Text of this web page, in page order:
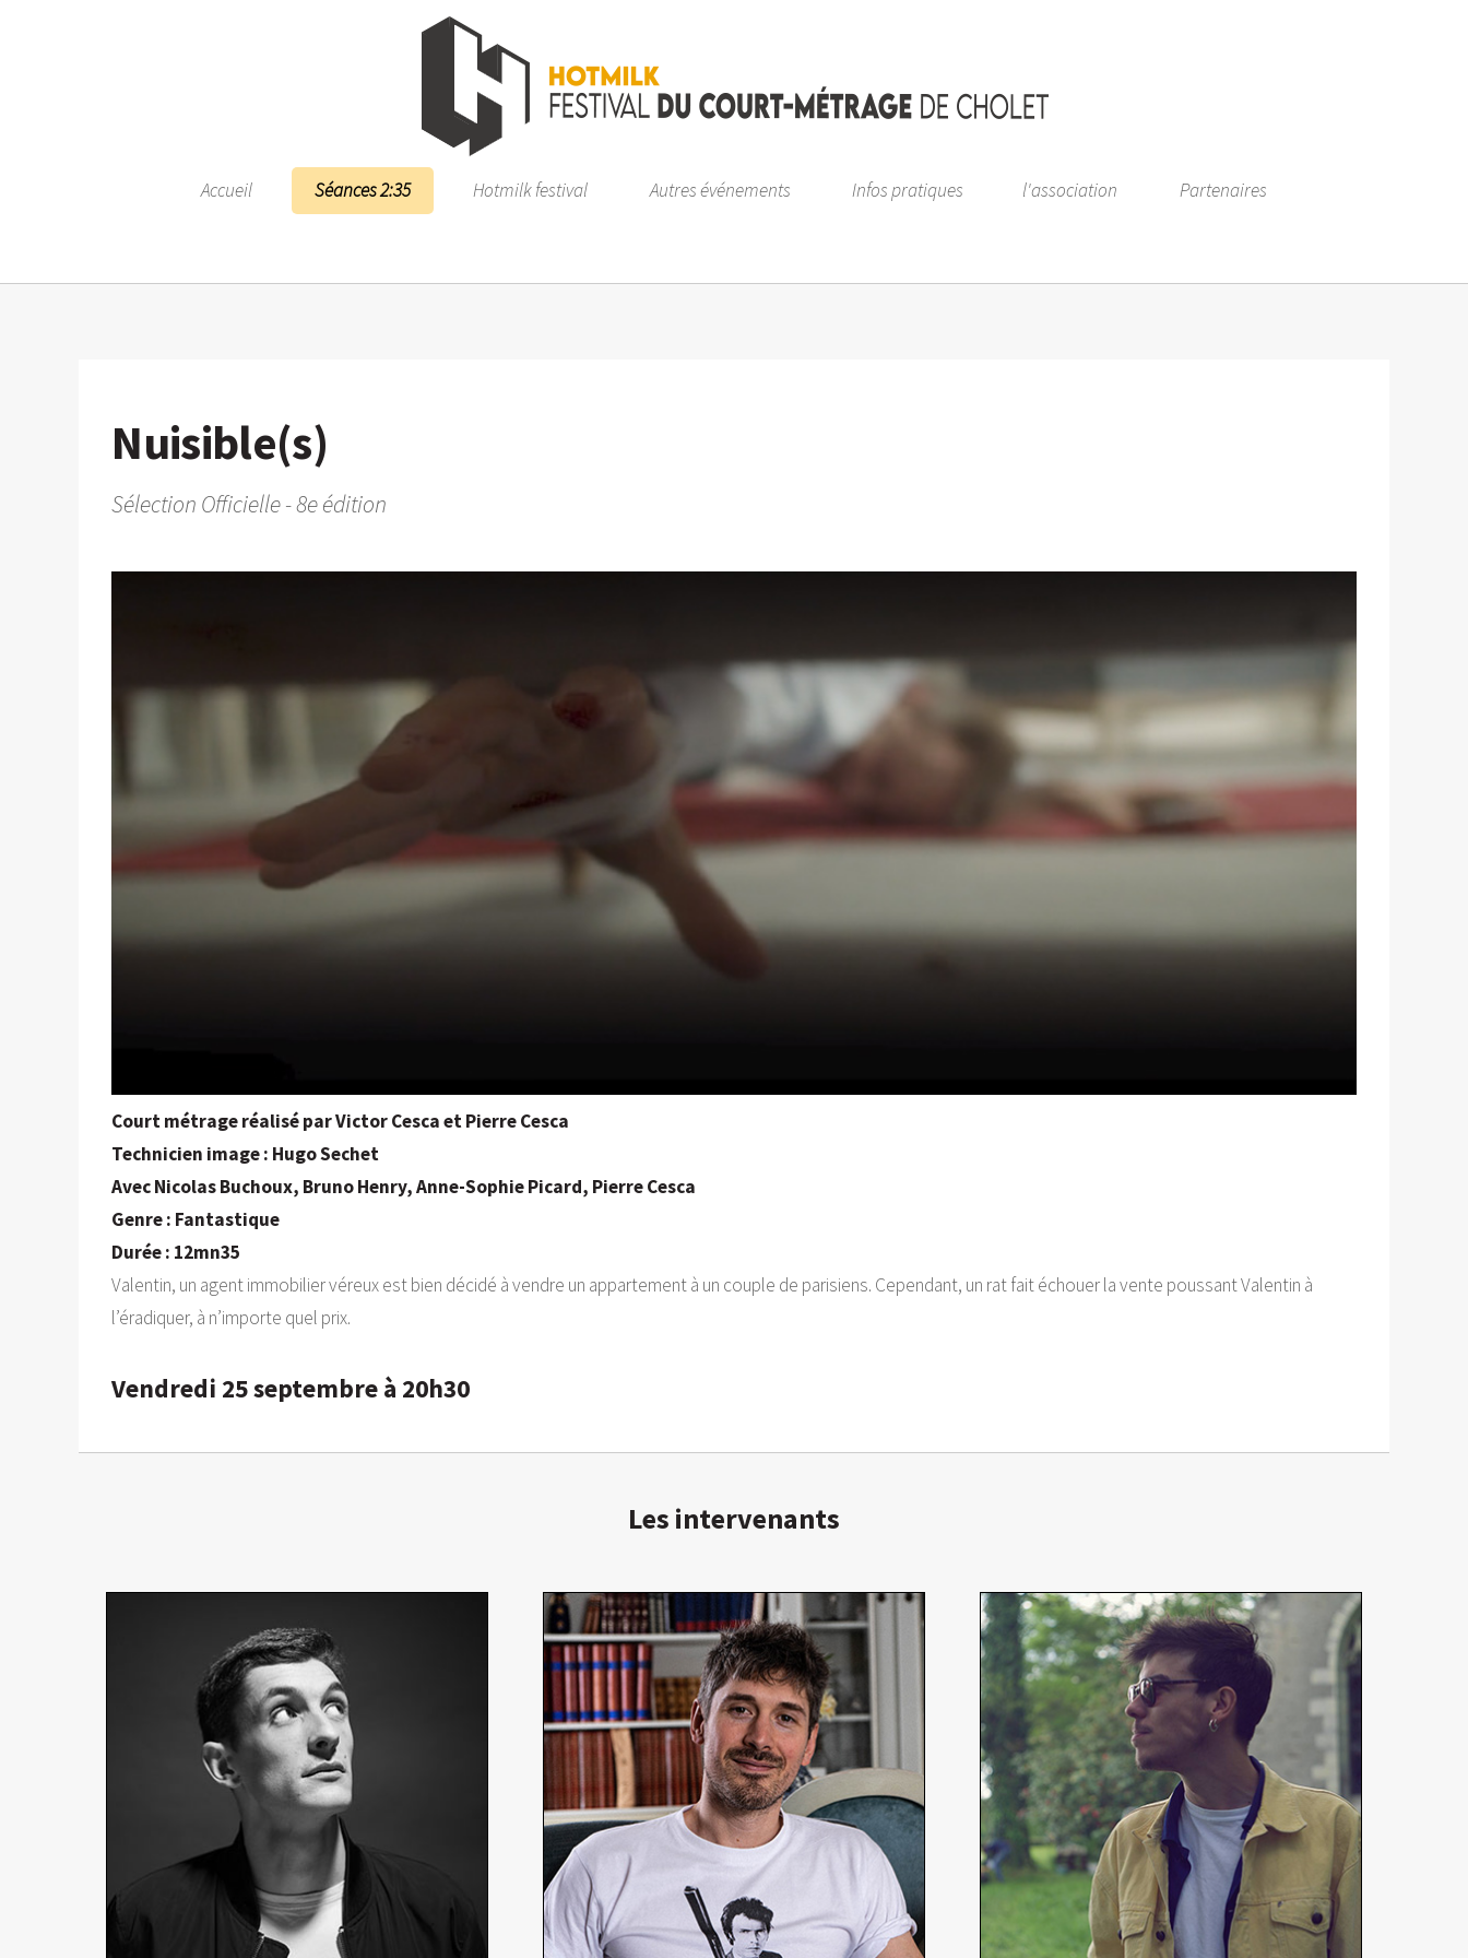
Accueil Séances 2:35 Hotmilk festival Autres événements Infos pratiques l'association Partenaires
Nuisible(s)
Sélection Officielle - 8e édition
Court métrage réalisé par Victor Cesca et Pierre Cesca
Technicien image : Hugo Sechet
Avec Nicolas Buchoux, Bruno Henry, Anne-Sophie Picard, Pierre Cesca
Genre : Fantastique
Durée : 12mn35
Valentin, un agent immobilier véreux est bien décidé à vendre un appartement à un couple de parisiens. Cependant, un rat fait échouer la vente poussant Valentin à
l’éradiquer, à n’importe quel prix.
Vendredi 25 septembre à 20h30
Les intervenants
En détails
Pierre Cesca
Réalisateur
En détails
Hugo Séchet
Scénariste et monteur
En détails